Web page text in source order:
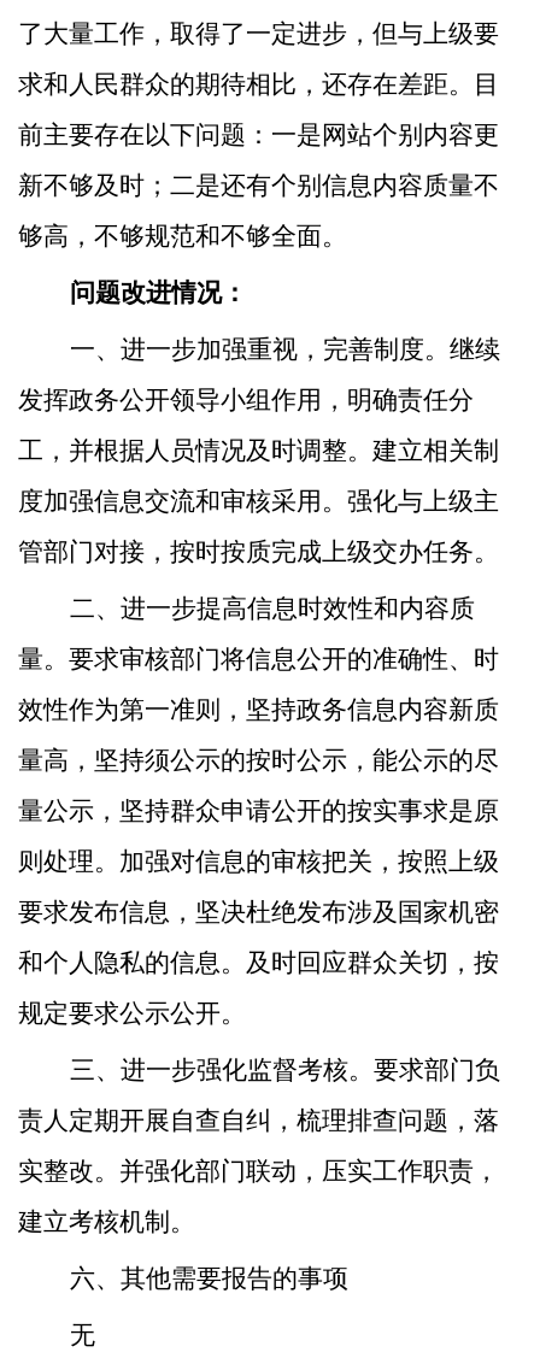
了大量工作，取得了一定进步，但与上级要
求和人民群众的期待相比，还存在差距。目
前主要存在以下问题：一是网站个别内容更
新不够及时；二是还有个别信息内容质量不
够高，不够规范和不够全面。
问题改进情况：
一、进一步加强重视， 完善制度。继续
发挥政务公开领导小组作用，明确责任分
工，并根据人员情况及时调整。 建立相关制
度加强信息交流和审核采用。 强化与上级主
管部门对接，按时按质完成上级交办任务。
二、进一步提高信息时效性和内容质
量。 要求审核部门将信息公开的准确性、时
效性作为第一准则， 坚持政务信息内容新质
量高， 坚持须公示的按时公示，能公示的尽
量公示， 坚持群众申请公开的按实事求是原
则 处理。加强对信息的审核把关，按照上级
要求发布信息，坚决杜绝发布涉及国家机密
和个人隐私的信息。及时回应群众关切， 按
规定要求公示公开。
三、进一步强化监督考核。 要求部门负
责人定期开展自查自纠，梳理排查问题，落
实整改。 并强化部门联动，压实工作职责，
建立考核机制。
六、其他需要报告的事项
无